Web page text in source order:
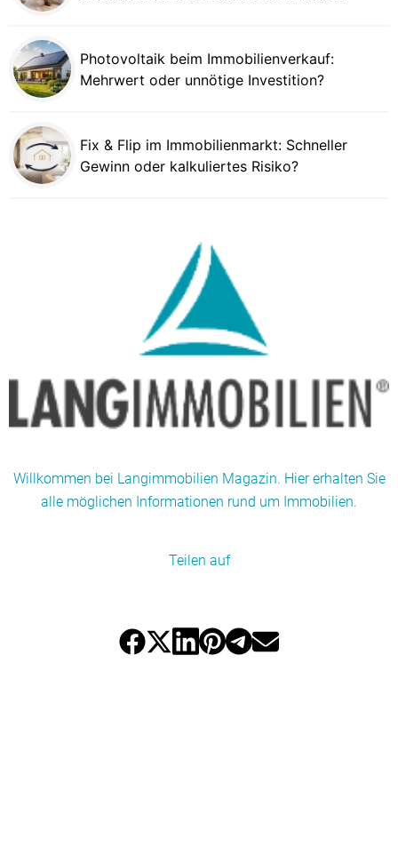
Photovoltaik beim Immobilienverkauf:
Mehrwert oder unnötige Investition?
Fix & Flip im Immobilienmarkt: Schneller
Gewinn oder kalkuliertes Risiko?
Willkommen bei Langimmobilien Magazin. Hier erhalten Sie
alle möglichen Informationen rund um Immobilien.
Teilen auf